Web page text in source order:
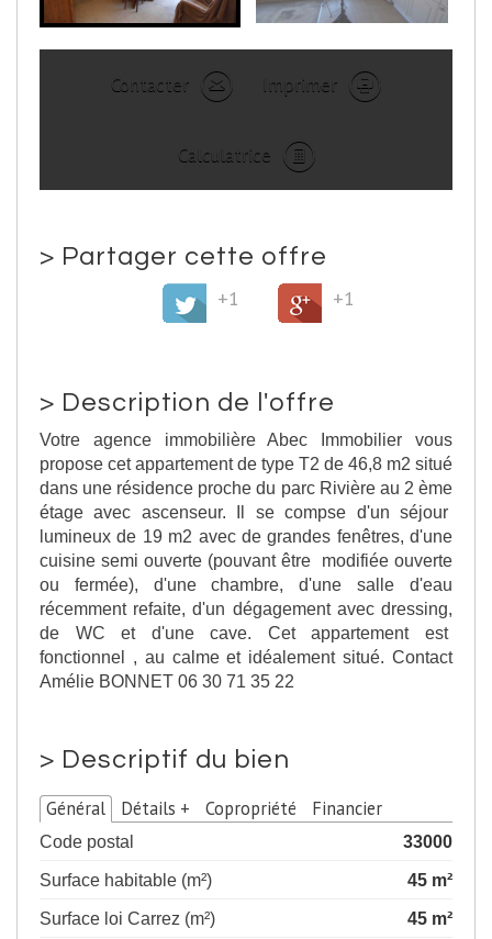
Contacter Imprimer
Calculatrice
> Partager cette offre
+1
+1
> Description de l'offre
Votre agence immobilière Abec Immobilier vous
propose cet appartement de type T2 de 46,8 m2 situé
dans une résidence proche du parc Rivière au 2 ème
étage avec ascenseur. Il se compse d'un séjour
lumineux de 19 m2 avec de grandes fenêtres, d'une
cuisine semi ouverte (pouvant être modifiée ouverte
ou fermée), d'une chambre, d'une salle d'eau
récemment refaite, d'un dégagement avec dressing,
de WC et d'une cave. Cet appartement est
fonctionnel , au calme et idéalement situé. Contact
Amélie BONNET 06 30 71 35 22
> Descriptif du bien
Général Détails + Copropriété Financier
Code postal
33000
Surface habitable (m²)
45 m²
Surface loi Carrez (m²)
45 m²